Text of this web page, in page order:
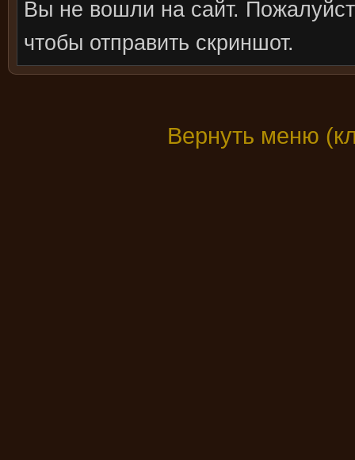
Вы не вошли на сайт.
чтобы отправить скриншот.
Вернуть меню